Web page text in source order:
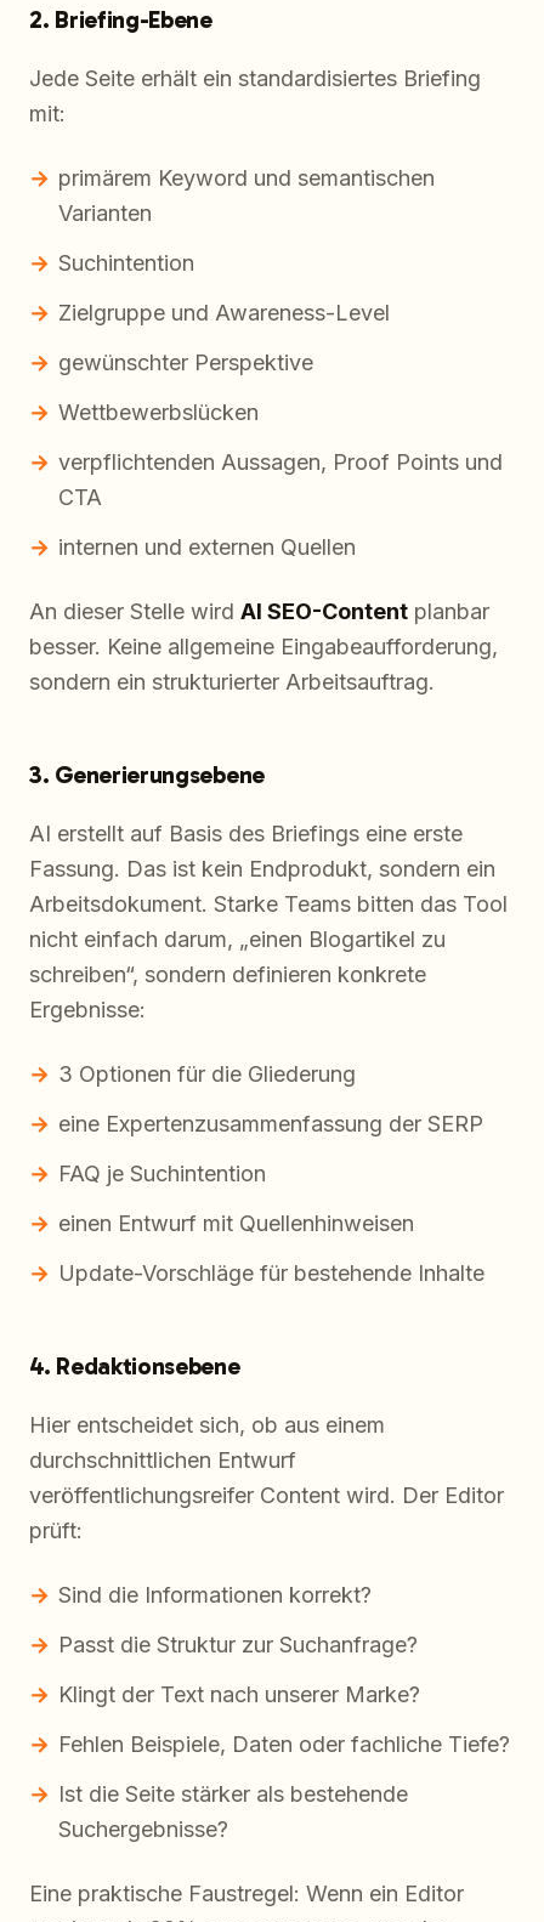
2. Briefing-Ebene
Jede Seite erhält ein standardisiertes Briefing
mit:
primärem Keyword und semantischen
Varianten
Suchintention
Zielgruppe und Awareness-Level
gewünschter Perspektive
Wettbewerbslücken
verpflichtenden Aussagen, Proof Points und
CTA
internen und externen Quellen
An dieser Stelle wird AI SEO-Content planbar
besser. Keine allgemeine Eingabeaufforderung,
sondern ein strukturierter Arbeitsauftrag.
3. Generierungsebene
AI erstellt auf Basis des Briefings eine erste
Fassung. Das ist kein Endprodukt, sondern ein
Arbeitsdokument. Starke Teams bitten das Tool
nicht einfach darum, „einen Blogartikel zu
schreiben“, sondern definieren konkrete
Ergebnisse:
3 Optionen für die Gliederung
eine Expertenzusammenfassung der SERP
FAQ je Suchintention
einen Entwurf mit Quellenhinweisen
Update-Vorschläge für bestehende Inhalte
4. Redaktionsebene
Hier entscheidet sich, ob aus einem
durchschnittlichen Entwurf
veröffentlichungsreifer Content wird. Der Editor
prüft:
Sind die Informationen korrekt?
Passt die Struktur zur Suchanfrage?
Klingt der Text nach unserer Marke?
Fehlen Beispiele, Daten oder fachliche Tiefe?
Ist die Seite stärker als bestehende
Suchergebnisse?
Eine praktische Faustregel: Wenn ein Editor